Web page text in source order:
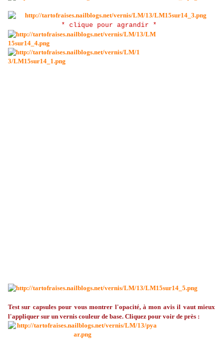
* clique pour agrandir *
Test sur capsules pour vous montrer l'opacité, à mon avis il vaut mieux
l'appliquer sur un vernis couleur de base. Cliquez pour voir de près :